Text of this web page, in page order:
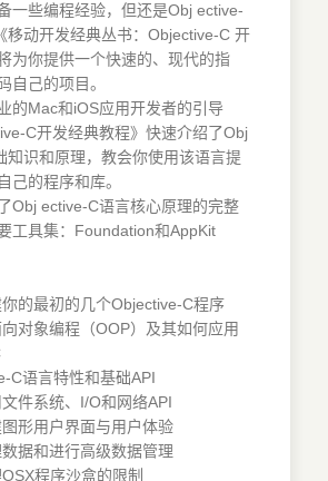
些编程经验，但还是Obj ective-
移动开发经典丛书：Objective-C 开
为你提供一个快速的、现代的指
自己的项目。
Mac和iOS应用开发者的引导
C开发经典教程》快速介绍了Obj
知识和原理，教会你使用该语言提
己的程序和库。
ective-C语言核心原理的完整
工具集：Foundation和AppKit
的最初的几个Objective-C程序
象编程（OOP）及其如何应用
语言特性和基础API
件系统、I/O和网络API
形用户界面与用户体验
据和进行高级数据管理
程序沙盒的限制